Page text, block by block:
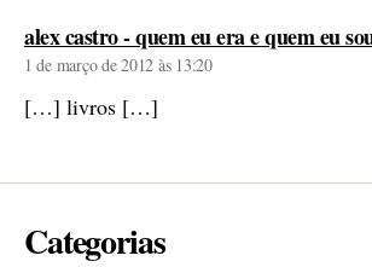
alex castro - quem eu era e quem eu
1 de março de 2012 às 13:20
[…] livros […]
Categorias